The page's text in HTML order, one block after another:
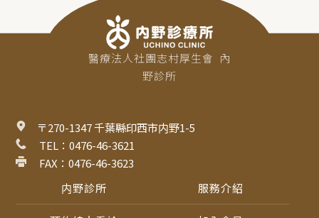
醫療法人社團志村厚生會  內
野診所
〒270-1347 千葉縣印西市内野1-5
TEL：0476-46-3621
FAX：0476-46-3623
内野診所
服務介紹